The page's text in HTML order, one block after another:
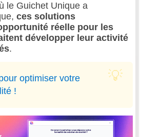
le Guichet Unique a
ces solutions
réelle pour les
développer leur activité
.
optimiser votre
!